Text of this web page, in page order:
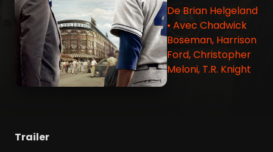
De Brian Helgeland
• Avec Chadwick
Boseman, Harrison
Ford, Christopher
Meloni, T.R. Knight
Trailer